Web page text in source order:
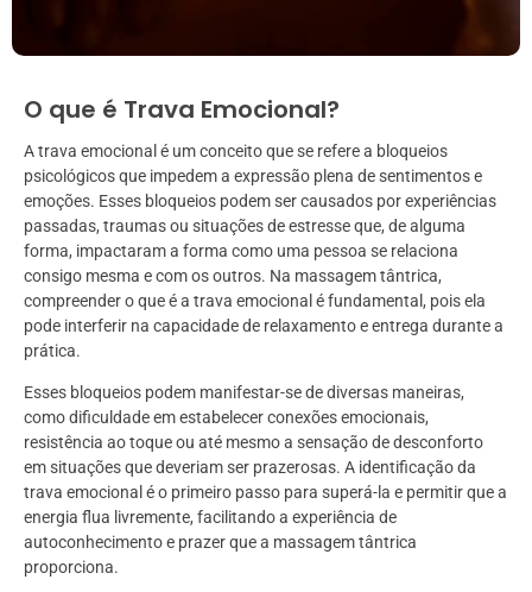
O que é Trava Emocional?
A trava emocional é um conceito que se refere a bloqueios
psicológicos que impedem a expressão plena de sentimentos e
emoções. Esses bloqueios podem ser causados por experiências
passadas, traumas ou situações de estresse que, de alguma
forma, impactaram a forma como uma pessoa se relaciona
consigo mesma e com os outros. Na massagem tântrica,
compreender o que é a trava emocional é fundamental, pois ela
pode interferir na capacidade de relaxamento e entrega durante a
prática.
Esses bloqueios podem manifestar-se de diversas maneiras,
como dificuldade em estabelecer conexões emocionais,
resistência ao toque ou até mesmo a sensação de desconforto
em situações que deveriam ser prazerosas. A identificação da
trava emocional é o primeiro passo para superá-la e permitir que a
energia flua livremente, facilitando a experiência de
autoconhecimento e prazer que a massagem tântrica
proporciona.